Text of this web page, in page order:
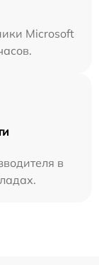
Microsoft
в